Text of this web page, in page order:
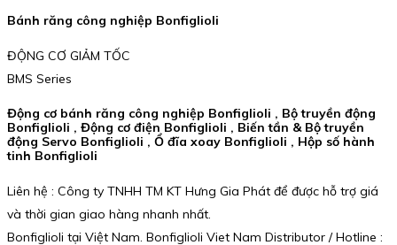
Bánh răng công nghiệp Bonfiglioli
ĐỘNG CƠ GIẢM TỐC
BMS Series
Động cơ bánh răng công nghiệp Bonfiglioli , Bộ truyền động
Bonfiglioli , Động cơ điện Bonfiglioli , Biến tần & Bộ truyền
động Servo Bonfiglioli , Ổ đĩa xoay Bonfiglioli , Hộp số hành
tinh Bonfiglioli
Liên hệ : Công ty TNHH TM KT Hưng Gia Phát để được hỗ trợ giá
và thời gian giao hàng nhanh nhất.
Bonfiglioli tại Việt Nam. Bonfiglioli Viet Nam Distributor / Hotline :